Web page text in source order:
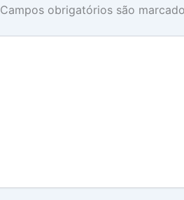
Campos obrigatórios são